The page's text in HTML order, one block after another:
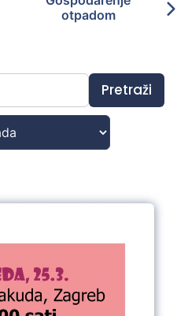
otpadom
Pretraži